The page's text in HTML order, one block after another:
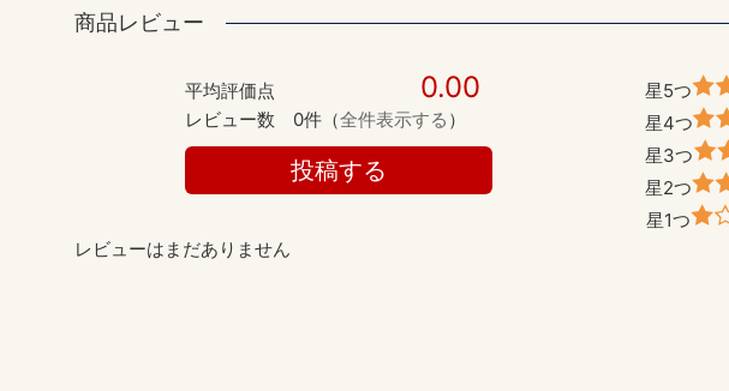
商品レビュー
平均評価点 0.00
レビュー数 0件（全件表示する ）
投稿する
星5つ
星4つ
星3つ
星2つ
星1つ
レビューはまだありません